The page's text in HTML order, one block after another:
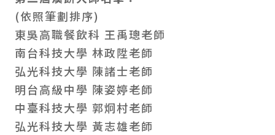
(依照筆劃排序)
東吳高職餐飲科 王禹璁老師
南台科技大學 林政陞老師
弘光科技大學 陳諸士老師
明台高級中學 陳姿婷老師
中臺科技大學 郭炯村老師
弘光科技大學 黃志雄老師